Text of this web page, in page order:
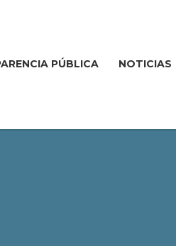
PÚBLICA NOTICIAS